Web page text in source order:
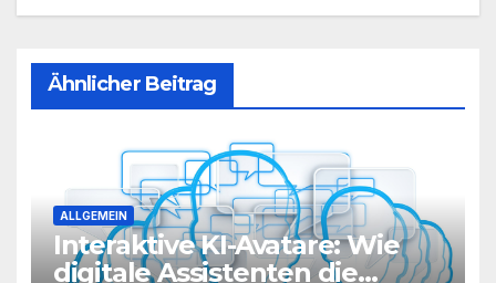
Ähnlicher Beitrag
ALLGEMEIN
Interaktive KI-Avatare: Wie
digitale Assistenten die